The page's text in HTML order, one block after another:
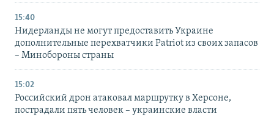
15:40
Нидерланды не могут предоставить Украине
дополнительные перехватчики Patriot из своих запасов
– Минобороны страны
15:02
Российский дрон атаковал маршрутку в Херсоне,
пострадали пять человек – украинские власти